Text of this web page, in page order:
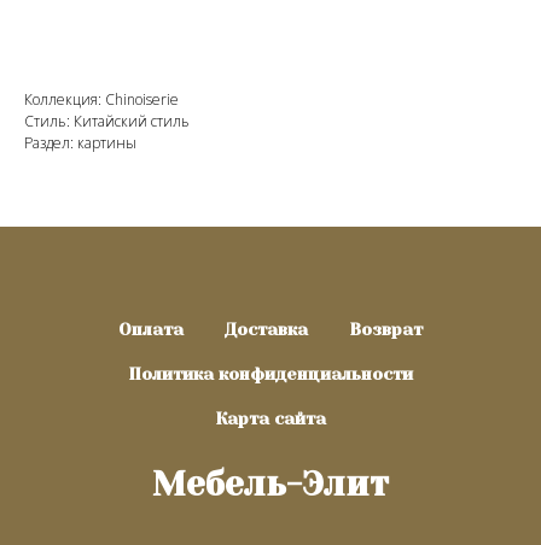
Коллекция: Chinoiserie
Стиль: Китайский стиль
Раздел: картины
Оплата Доставка Возврат
Политика конфиденциальности
Карта сайта
Мебель-Элит